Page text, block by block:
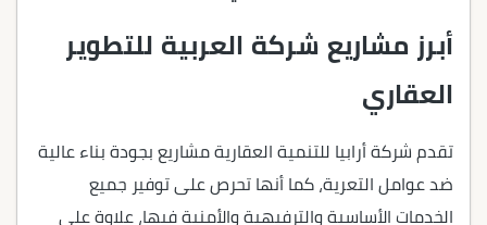
أبرز مشاريع شركة العربية للتطوير
العقاري
تقدم شركة أرابيا للتنمية العقارية مشاريع بجودة بناء عالية
ضد عوامل التعرية، كما أنها تحرص على توفير جميع
الخدمات الأساسية والترفيهية والأمنية فيها، علاوة على